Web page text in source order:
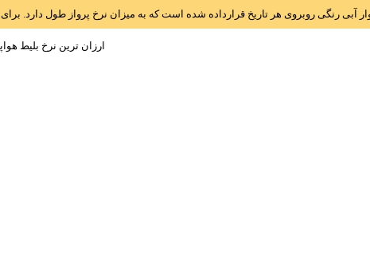
آبی رنگی روبروی هر تاریخ قرارداده شده است که به میزان نرخ پرواز طول دارد.
ارزان ترین نرخ بلیط